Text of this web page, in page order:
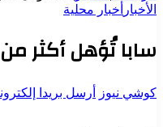
الأخبار أخبار محلية
سابا تُؤهل أكثر من 560 كادرًا صحيًا في ولايات السودان
كوشي نيوز أرسل بريدا